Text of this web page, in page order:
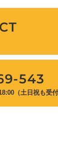
543
（土日祝も受付